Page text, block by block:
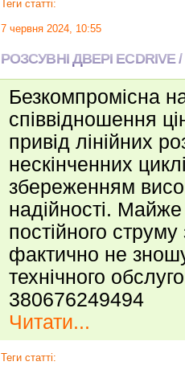
Теги статті:
7 червня 2024, 10:55
РОЗСУВНІ ДВЕРІ ECDRIVE /
Безкомпромісна
співвідношення
привід лінійних
нескінченних
збереженням
надійності.
постійного
фактично не
технічного
380676249494
Читати...
Теги статті: